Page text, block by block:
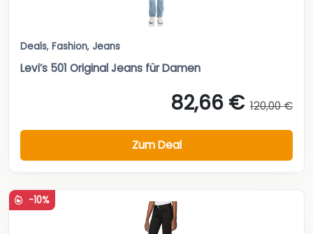
Deals, Fashion, Jeans
Levi’s 501 Original Jeans für Damen
82,66 € 120,00 €
Zum Deal
-10%